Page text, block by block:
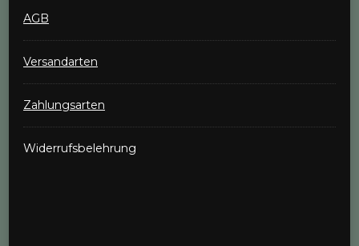
AGB
Versandarten
Zahlungsarten
Widerrufsbelehrung